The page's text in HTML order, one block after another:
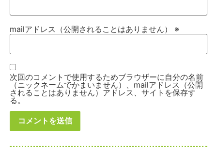
mailアドレス（公開されることはありません） ※
次回のコメントで使用するためブラウザーに自分の名前
（ニックネームでかまいません）、mailアドレス（公開
されることはありません）アドレス、サイトを保存す
る。